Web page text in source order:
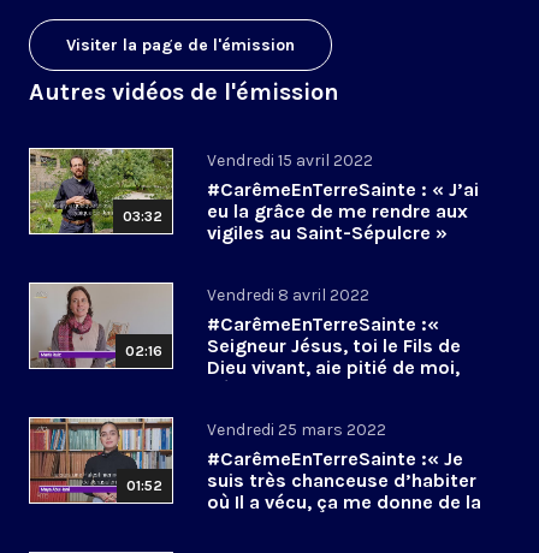
Visiter la page de l'émission
Autres vidéos de l'émission
03:32
Vendredi 15 avril 2022
#CarêmeEnTerreSainte : « J’ai
eu la grâce de me rendre aux
vigiles au Saint-Sépulcre »
02:16
Vendredi 8 avril 2022
#CarêmeEnTerreSainte :«
Seigneur Jésus, toi le Fils de
Dieu vivant, aie pitié de moi,
pécheur ! »
01:52
Vendredi 25 mars 2022
#CarêmeEnTerreSainte :« Je
suis très chanceuse d’habiter
où Il a vécu, ça me donne de la